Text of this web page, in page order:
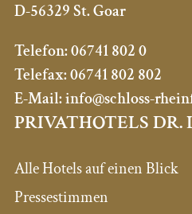
D-56329 St. Goar
Telefon:06741 802 0
Telefax:06741 802 802
E-Mail:info@schloss-
PRIVATHOTELS DR.
Alle Hotels auf einen Blick
Pressestimmen